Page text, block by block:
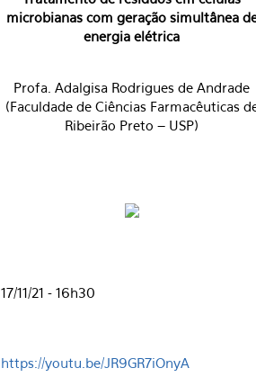
microbianas com geração simultânea
energia elétrica
Profa. Adalgisa Rodrigues de Andrade
(Faculdade de Ciências Farmacêuticas
Ribeirão Preto – USP)
17/11/21 - 16h30
https://youtu.be/JR9GR7iOnyA